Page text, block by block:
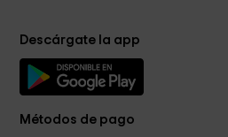
Descárgate la app
Métodos de pago